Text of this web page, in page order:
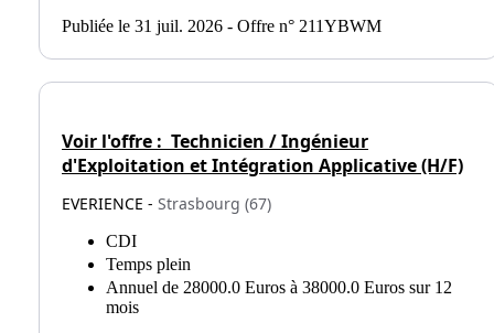
Publiée le 31 juil. 2026 - Offre n° 211YBWM
Voir l'offre : Technicien / Ingénieur
d'Exploitation et Intégration Applicative (H/F)
EVERIENCE - Strasbourg (67)
CDI
Temps plein
Annuel de 28000.0 Euros à 38000.0 Euros sur 12
mois